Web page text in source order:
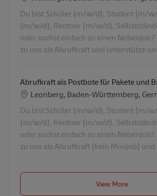
Du bist Schüler (m/w/d), Student (m/
(m/w/d), Rentner (m/w/d),
oder suchst einfach so einen
zu uns als Abrufkraft und unterstütze
Abrufkraft als Postbote für Pakete und
Location
Leonberg, Baden-Württemberg,
Du bist Schüler (m/w/d), Student (m/
(m/w/d), Rentner (m/w/d),
oder suchst einfach so einen
zu uns als Abrufkraft (kein Minijob) und
View More